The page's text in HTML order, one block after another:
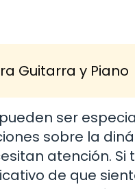
Guitarra y Piano
ser
sobre la
atención. Si
de que